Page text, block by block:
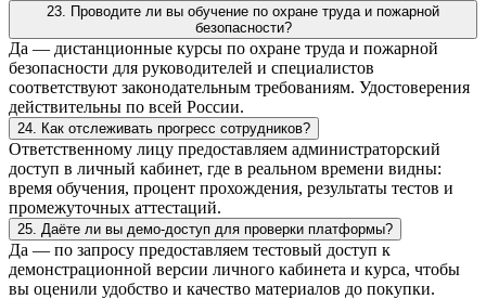
23. Проводите ли вы обучение по охране труда и пожарной
безопасности?
Да — дистанционные курсы по охране труда и пожарной
безопасности для руководителей и специалистов
соответствуют законодательным требованиям. Удостоверения
действительны по всей России.
24. Как отслеживать прогресс сотрудников?
Ответственному лицу предоставляем администраторский
доступ в личный кабинет, где в реальном времени видны:
время обучения, процент прохождения, результаты тестов и
промежуточных аттестаций.
25. Даёте ли вы демо-доступ для проверки платформы?
Да — по запросу предоставляем тестовый доступ к
демонстрационной версии личного кабинета и курса, чтобы
вы оценили удобство и качество материалов до покупки.